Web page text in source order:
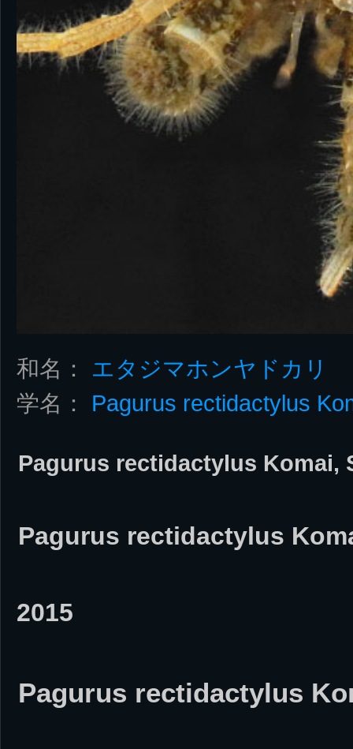
和名： エタジマホンヤドカリ
学名： Pagurus rectidactylus
Pagurus rectidactylus Komai,
Pagurus rectidactylus
2015
Pagurus rectidactylus